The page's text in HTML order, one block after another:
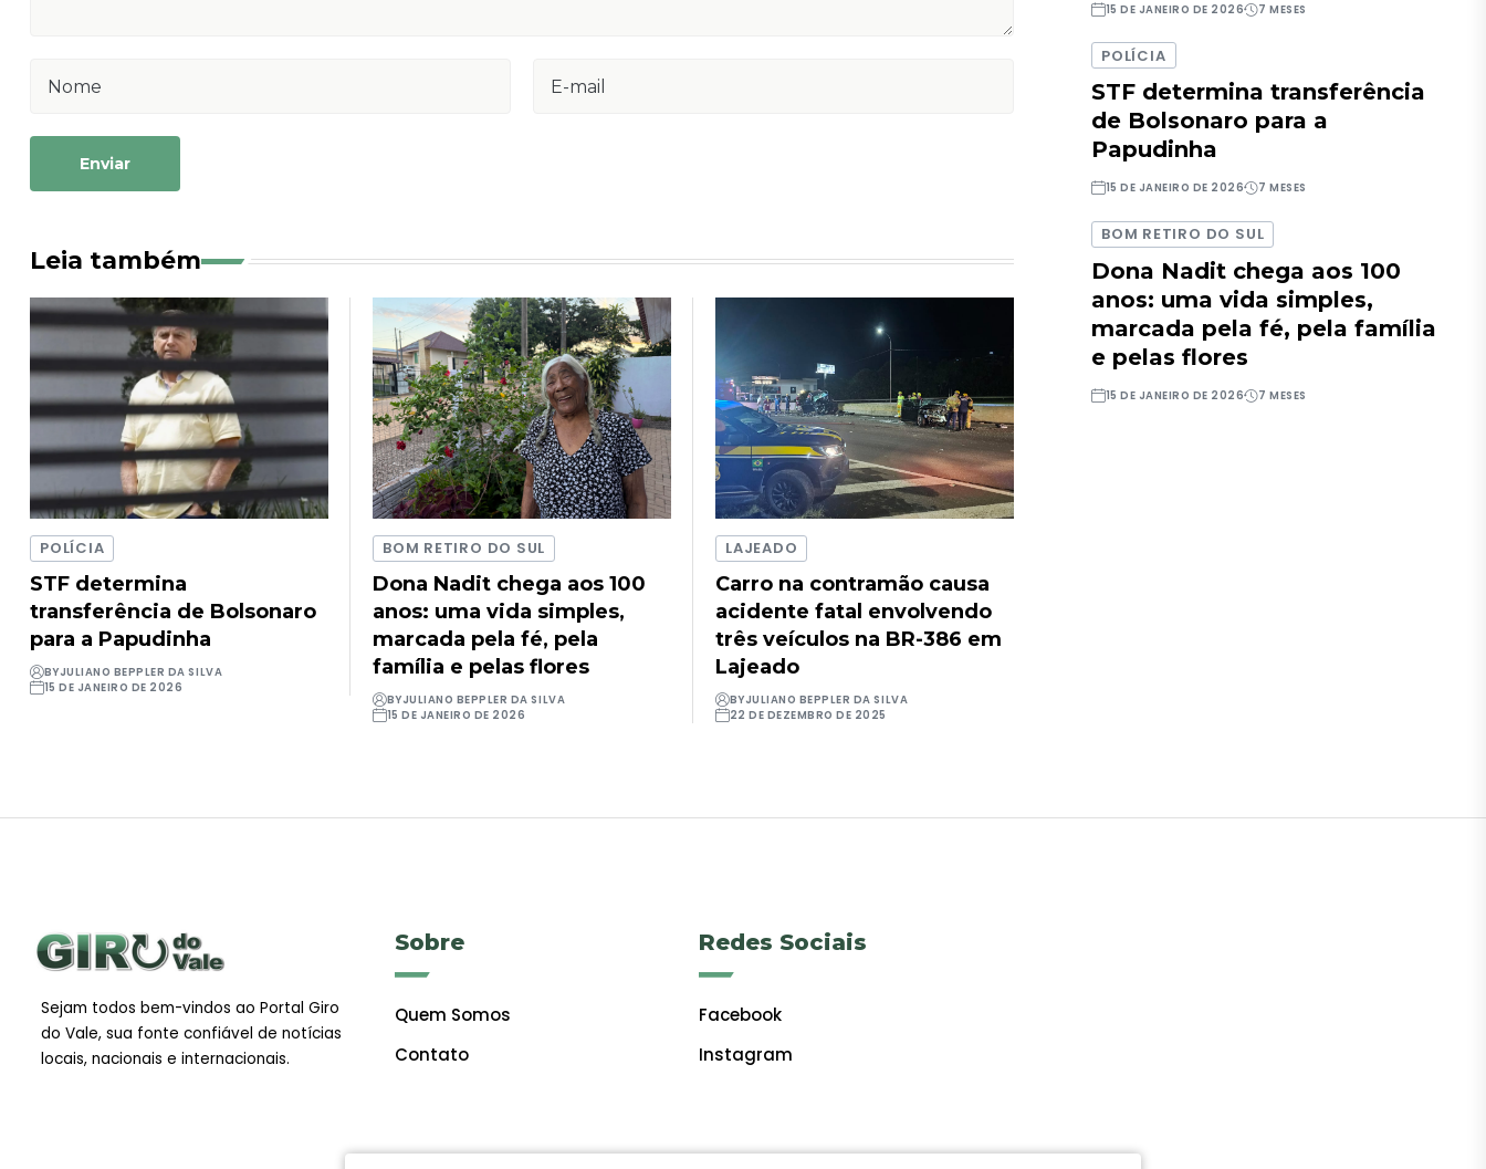
Enviar
Leia também
POLÍCIA
STF determina
transferência de Bolsonaro
para a Papudinha
BYJULIANO BEPPLER DA SILVA
15 DE JANEIRO DE 2026
BOM RETIRO DO SUL
Dona Nadit chega aos 100
anos: uma vida simples,
marcada pela fé, pela
família e pelas flores
BYJULIANO BEPPLER DA SILVA
15 DE JANEIRO DE 2026
LAJEADO
Carro na contramão causa
acidente fatal envolvendo
três veículos na BR-386 em
Lajeado
BYJULIANO BEPPLER DA SILVA
22 DE DEZEMBRO DE 2025
15 DE JANEIRO DE 2026 7 MESES
POLÍCIA
STF determina transferência
de Bolsonaro para a
Papudinha
15 DE JANEIRO DE 2026 7 MESES
BOM RETIRO DO SUL
Dona Nadit chega aos 100
anos: uma vida simples,
marcada pela fé, pela família
e pelas flores
15 DE JANEIRO DE 2026 7 MESES
Sejam todos bem-vindos ao Portal Giro
do Vale, sua fonte confiável de notícias
locais, nacionais e internacionais.
Sobre
Quem Somos
Contato
Redes Sociais
Facebook
Instagram